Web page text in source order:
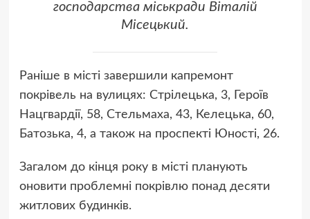
господарства міськради Віталій
Місецький.
Раніше в місті завершили капремонт
покрівель на вулицях: Стрілецька, 3, Героїв
Нацгвардії, 58, Стельмаха, 43, Келецька, 60,
Батозька, 4, а також на проспекті Юності, 26.
Загалом до кінця року в місті планують
оновити проблемні покрівлю понад десяти
житлових будинків.